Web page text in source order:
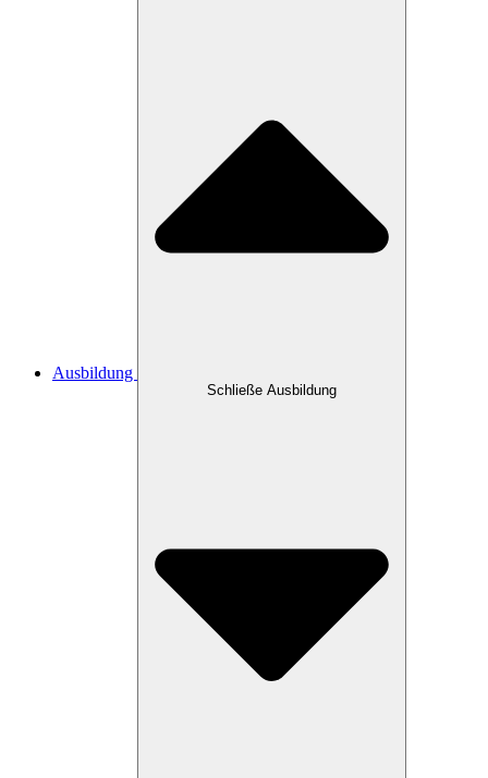
Ausbildung
Schließe Ausbildung